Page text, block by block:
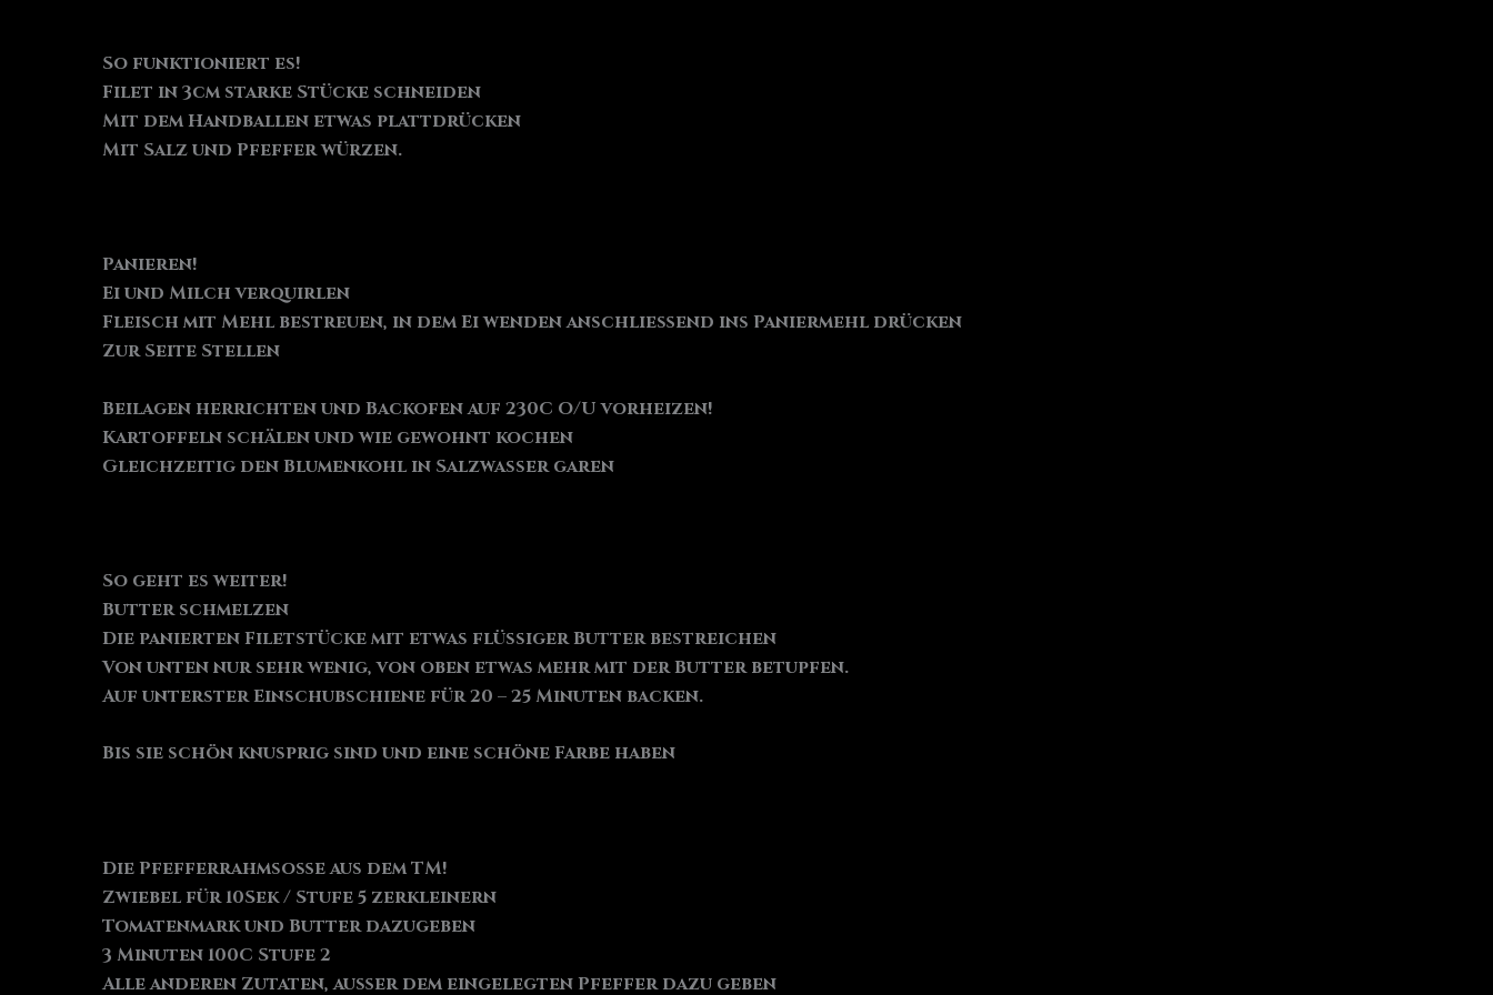
So funktioniert es!
Filet in 3cm starke Stücke schneiden
Mit dem Handballen etwas plattdrücken
Mit Salz und Pfeffer würzen.
Panieren!
Ei und Milch verquirlen
Fleisch mit Mehl bestreuen, in dem Ei wenden anschließend ins Paniermehl drücken
Zur Seite Stellen
Beilagen herrichten und Backofen auf 230C O/U vorheizen!
Kartoffeln schälen und wie gewohnt kochen
Gleichzeitig den Blumenkohl in Salzwasser garen
So geht es weiter!
Butter schmelzen
Die panierten Filetstücke mit etwas flüssiger Butter bestreichen
Von unten nur sehr wenig, von oben etwas mehr mit der Butter betupfen.
Auf unterster Einschubschiene für 20 – 25 Minuten backen.
Bis sie schön knusprig sind und eine schöne Farbe haben
Die Pfefferrahmsoße aus dem TM!
Zwiebel für 10Sek / Stufe 5 zerkleinern
Tomatenmark und Butter dazugeben
3 Minuten 100C Stufe 2
Alle anderen Zutaten, außer dem eingelegten Pfeffer dazu geben